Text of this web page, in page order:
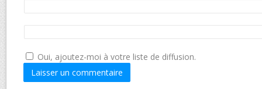
Oui, ajoutez-moi à votre liste de diffusion.